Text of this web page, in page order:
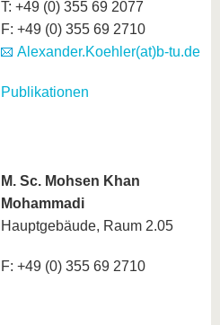
T: +49 (0) 355 69 2077
F: +49 (0) 355 69 2710
Alexander.Koehler(at)b-tu.de
Publikationen
M. Sc. Mohsen Khan
Mohammadi
Hauptgebäude, Raum 2.05
F: +49 (0) 355 69 2710